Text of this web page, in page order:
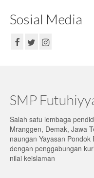
Sosial Media
SMP
Salah satu lembaga
Mranggen, Demak, Jawa
naungan Yayasan
dengan penggabungan
nilai keislaman